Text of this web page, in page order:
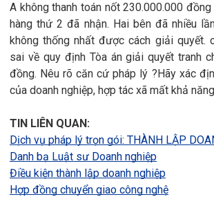
A không thanh toán nốt 230.000.000
hàng thứ 2 đã nhận. Hai bên đã nhiều
không thống nhất được cách giải quyết.
sai về quy định Tòa án giải quyết tranh
đồng. Nêu rõ căn cứ pháp lý ?Hãy xác
của doanh nghiệp, hợp tác xã mất khả
TIN LIÊN QUAN:
Dịch vụ pháp lý trọn gói: THÀNH LẬP
Danh bạ Luật sư Doanh nghiệp
Điều kiện thành lập doanh nghiệp
Hợp đồng chuyển giao công nghệ